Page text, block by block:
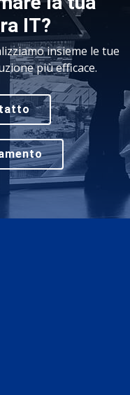
IT?
insieme le tue
più efficace.